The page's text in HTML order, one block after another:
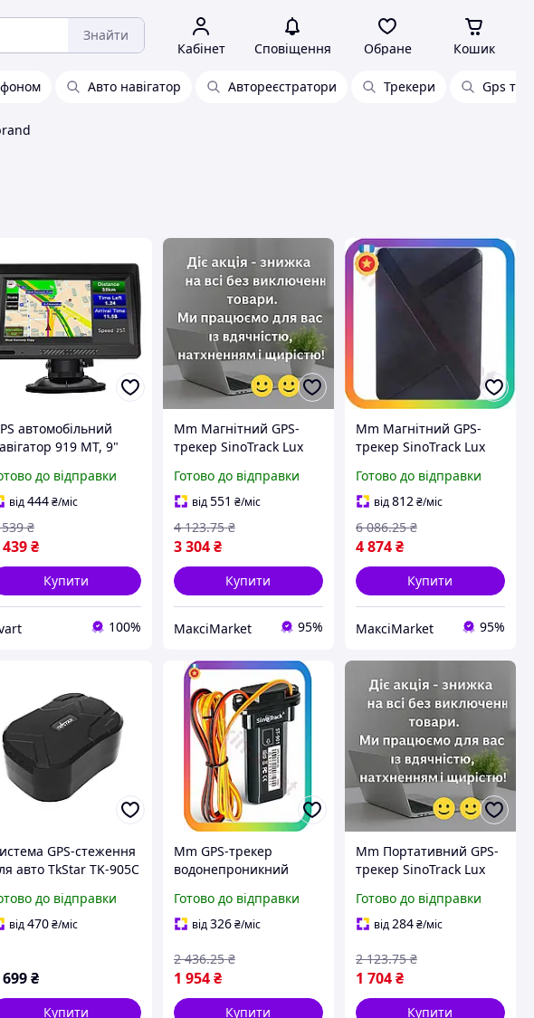
Знайти
Кабінет Сповіщення Обране Кошик
Авто навігатор Автореєстратори Трекери Gps
автомобільний
919 MT, 9"
пам'ять 8Гб,
256Мб UDstore -
with-good-prices-
до відправки
від444₴/міс
₴
₴
Купити
100%
Mm Магнітний GPS-
трекер SinoTrack Lux
для автомобілів на 180
днів автономної робот
Maxi7\Q
Готово до відправки
від551 ₴/міс
3 304 ₴
4 123.75 ₴
Купити
МаксіMarket 95%
Mm Магнітний GPS-
трекер SinoTrack Lux
20800 mAh для
автомобіля з функцією
відстеже Maxi7\Q
Готово до відправки
від812₴/міс
4 874₴
6 086.25 ₴
Купити
МаксіMarket 95%
GPS-стеження
авто TkStar TK-905C
-thrilling-
choice-
до відправки
від470₴/міс
₴
Купити
Mm GPS-трекер
водонепроникний
для автомобілів з
функцією блокування
Готово до відправки
від326 ₴/міс
1 954 ₴
2 436.25 ₴
Купити
Mm Портативний GPS-
трекер SinoTrack Lux
з реле мікрофоном
кнопкою SOS та функці
Готово до відправки
від284₴/міс
1 704₴
2 123.75 ₴
Купити